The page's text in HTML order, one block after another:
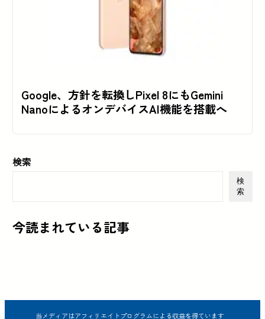
Google、方針を転換しPixel 8にもGemini
NanoによるオンデバイスAI機能を搭載へ
検索
検
索
今読まれている記事
当メディアはアフィリエイトプログラムによる収益を得ています